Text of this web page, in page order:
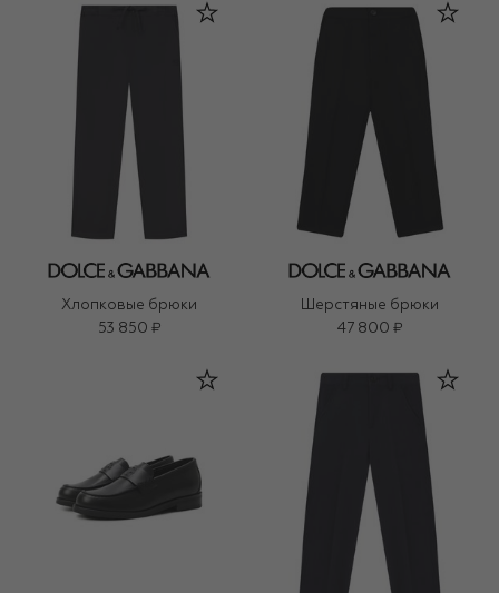
Хлопковые брюки
53 850 ₽
Шерстяные брюки
47 800 ₽